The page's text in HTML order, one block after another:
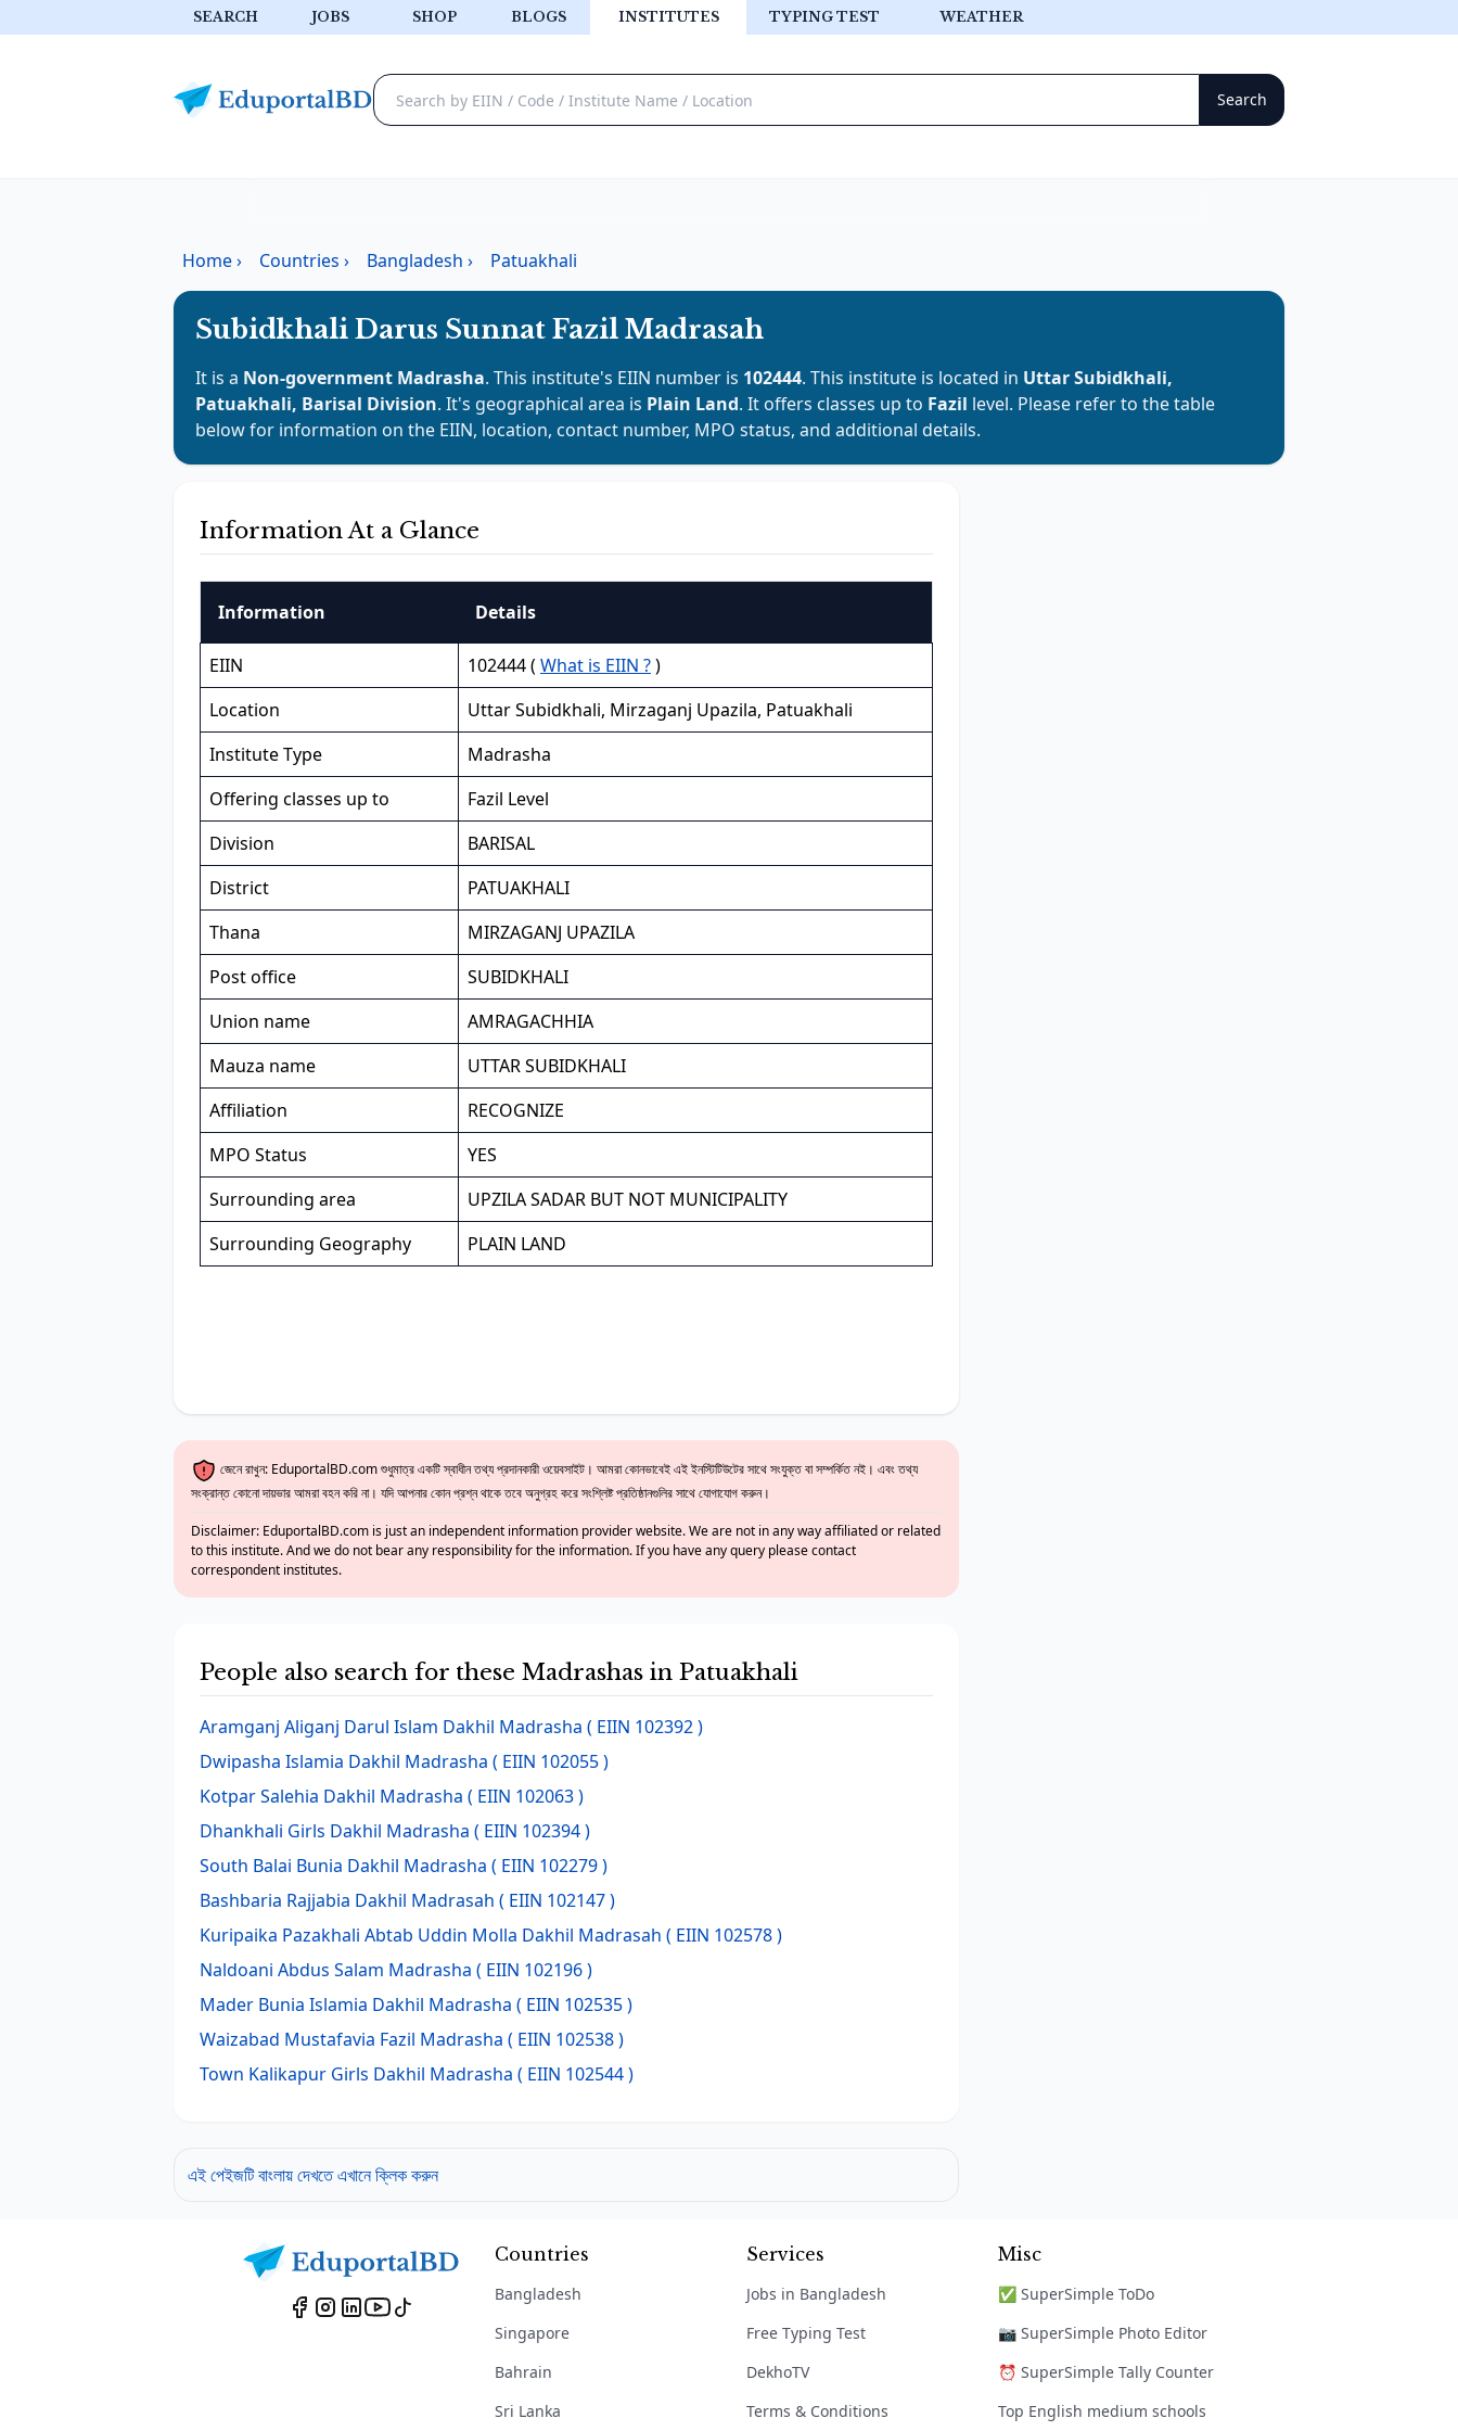
SEARCH JOBS SHOP BLOGS INSTITUTES TYPING TEST WEATHER
Home› Countries › Bangladesh › Patuakhali
Subidkhali Darus Sunnat Fazil Madrasah
It is a Non-government Madrasha. This institute's EIIN number is 102444. This institute is located in Uttar Subidkhali,
Patuakhali, Barisal Division. It's geographical area is Plain Land. It offers classes up to Fazil level. Please refer to the table
below for information on the EIIN, location, contact number, MPO status, and additional details.
Information At a Glance
Information Details
EIIN 102444 ( What is EIIN ?)
Location
Uttar Subidkhali, Mirzaganj Upazila, Patuakhali
Institute Type
Madrasha
Offering classes up to
Fazil Level
Division
BARISAL
District
PATUAKHALI
Thana
MIRZAGANJ UPAZILA
Post office
SUBIDKHALI
Union name
AMRAGACHHIA
Mauza name
UTTAR SUBIDKHALI
Affiliation
RECOGNIZE
MPO Status
YES
Surrounding area
UPZILA SADAR BUT NOT MUNICIPALITY
Surrounding Geography
PLAIN LAND
জেনে রাখুন: EduportalBD.com শুধুমাত্র একটি স্বাধীন তথ্য প্রদানকারী ওয়েবসাইট। আমরা কোনভাবেই এই ইনস্টিটিউটের সাথে সংযুক্ত বা সম্পর্কিত নই। এবং তথ্য
সংক্রান্ত কোনো দায়ভার আমরা বহন করি না। যদি আপনার কোন প্রশ্ন থাকে তবে অনুগ্রহ করে সংশ্লিষ্ট প্রতিষ্ঠানগুলির সাথে যোগাযোগ করুন।
Disclaimer: EduportalBD.com is just an independent information provider website. We are not in any way affiliated or related
to this institute. And we do not bear any responsibility for the information. If you have any query please contact
correspondent institutes.
People also search for these Madrashas in Patuakhali
Aramganj Aliganj Darul Islam Dakhil Madrasha ( EIIN 102392 )
Dwipasha Islamia Dakhil Madrasha ( EIIN 102055 )
Kotpar Salehia Dakhil Madrasha ( EIIN 102063 )
Dhankhali Girls Dakhil Madrasha ( EIIN 102394 )
South Balai Bunia Dakhil Madrasha ( EIIN 102279 )
Bashbaria Rajjabia Dakhil Madrasah ( EIIN 102147 )
Kuripaika Pazakhali Abtab Uddin Molla Dakhil Madrasah ( EIIN 102578 )
Naldoani Abdus Salam Madrasha ( EIIN 102196 )
Mader Bunia Islamia Dakhil Madrasha ( EIIN 102535 )
Waizabad Mustafavia Fazil Madrasha ( EIIN 102538 )
Town Kalikapur Girls Dakhil Madrasha ( EIIN 102544 )
এই পেইজটি বাংলায় দেখতে এখানে ক্লিক করুন
Countries
Bangladesh
Singapore
Bahrain
Sri Lanka
Services
Jobs in Bangladesh
Free Typing Test
DekhoTV
Terms & Conditions
Misc
✅ SuperSimple ToDo
📷 SuperSimple Photo Editor
⏰ SuperSimple Tally Counter
Top English medium schools